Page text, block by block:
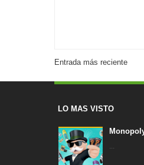
Entrada más reciente
LO MAS VISTO
...